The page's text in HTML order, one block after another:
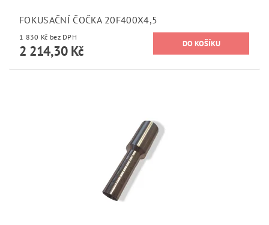
FOKUSAČNÍ ČOČKA 20F400X4,5
1 830 Kč bez DPH
2 214,30 Kč